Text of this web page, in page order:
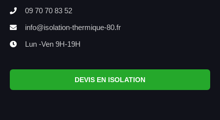
09 70 70 83 52
info@isolation-thermique-80.fr
Lun -Ven 9H-19H
DEVIS EN ISOLATION